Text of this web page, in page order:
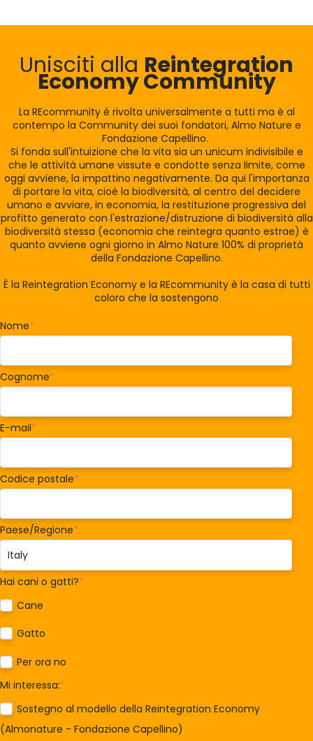
Unisciti alla Reintegration
Economy Community
La REcommunity è rivolta universalmente a tutti ma è al
contempo la Community dei suoi fondatori, Almo Nature e
Fondazione Capellino.
Si fonda sull'intuizione che la vita sia un unicum indivisibile e
che le attività umane vissute e condotte senza limite, come
oggi avviene, la impattino negativamente. Da qui l'importanza
di portare la vita, cioè la biodiversità, al centro del decidere
umano e avviare, in economia, la restituzione progressiva del
profitto generato con l'estrazione/distruzione di biodiversità alla
biodiversità stessa (economia che reintegra quanto estrae) è
quanto avviene ogni giorno in Almo Nature 100% di proprietà
della Fondazione Capellino.
È la Reintegration Economy e la REcommunity è la casa di tutti
coloro che la sostengono
Nome*
Cognome*
E-mail*
Codice postale*
Paese/Regione*
Hai cani o gatti?*
Cane
Gatto
Per ora no
Mi interessa:*
Sostegno al modello della Reintegration Economy
(Almonature - Fondazione Capellino)